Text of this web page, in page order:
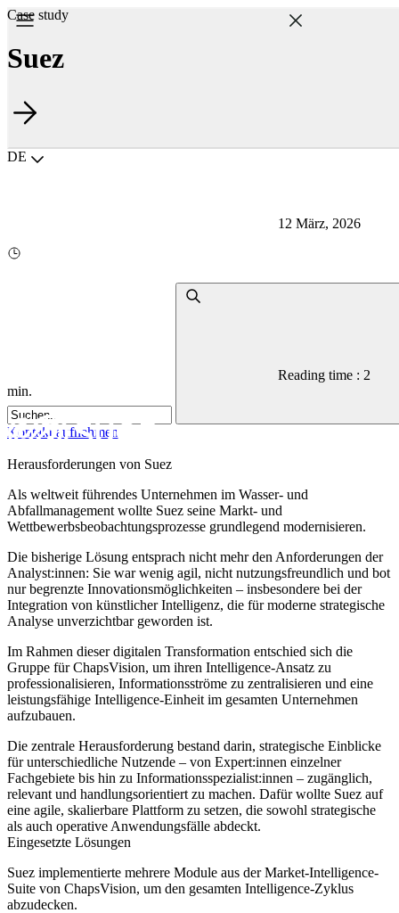
Choisir la langue
DE
Kontakt aufnehmen
Case study
Suez
12 März, 2026
Reading time : 2
min.
Herausforderungen von Suez
Als weltweit führendes Unternehmen im Wasser- und
Abfallmanagement wollte Suez seine Markt- und
Wettbewerbsbeobachtungsprozesse grundlegend modernisieren.
Die bisherige Lösung entsprach nicht mehr den Anforderungen der
Analyst:innen: Sie war wenig agil, nicht nutzungsfreundlich und bot
nur begrenzte Innovationsmöglichkeiten – insbesondere bei der
Integration von künstlicher Intelligenz, die für moderne strategische
Analyse unverzichtbar geworden ist.
Im Rahmen dieser digitalen Transformation entschied sich die
Gruppe für ChapsVision, um ihren Intelligence-Ansatz zu
professionalisieren, Informationsströme zu zentralisieren und eine
leistungsfähige Intelligence-Einheit im gesamten Unternehmen
aufzubauen.
Die zentrale Herausforderung bestand darin, strategische Einblicke
für unterschiedliche Nutzende – von Expert:innen einzelner
Fachgebiete bis hin zu Informationsspezialist:innen – zugänglich,
relevant und handlungsorientiert zu machen. Dafür wollte Suez auf
eine agile, skalierbare Plattform zu setzen, die sowohl strategische
als auch operative Anwendungsfälle abdeckt.
Eingesetzte Lösungen
Suez implementierte mehrere Module aus der Market-Intelligence-
Suite von ChapsVision, um den gesamten Intelligence-Zyklus
abzudecken.